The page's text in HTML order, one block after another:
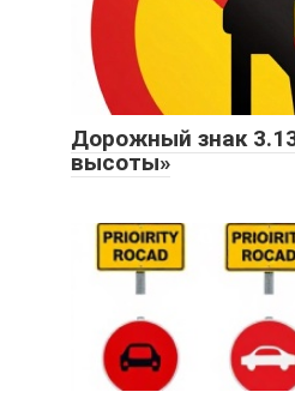
Дорожный знак
высоты»